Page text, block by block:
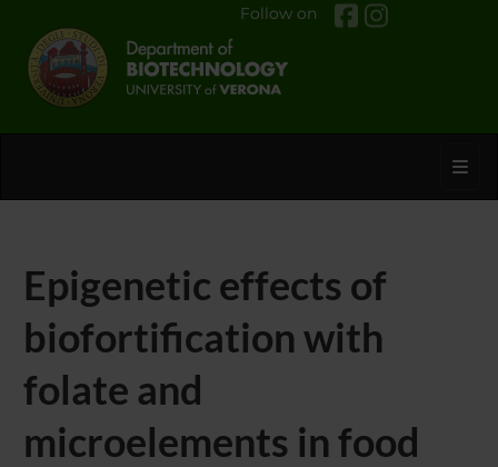
Follow on
Epigenetic effects of
biofortification with
folate and
microelements in food